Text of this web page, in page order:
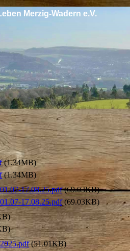
Merzig-Wadern e.V.
(1.34MB)
(1.34MB)
17.08.25.pdf(69.03KB)
17.08.25.pdf(69.03KB)
(51.01KB)